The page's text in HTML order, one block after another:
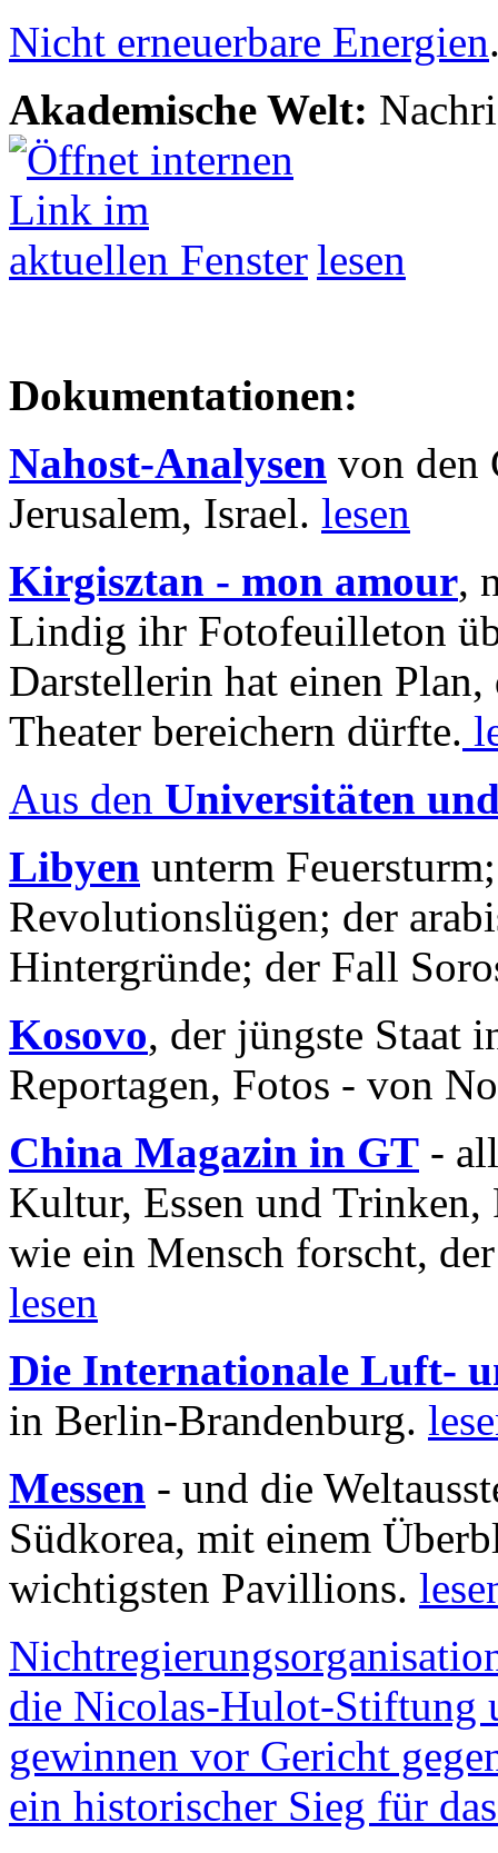
Nicht erneuerbare Energien
Akademische Welt:
lesen
Dokumentationen:
Nahost-Analysen von den
Jerusalem, Israel. lesen
Kirgisztan - mon amour,
Lindig ihr Fotofeuilleton
Darstellerin hat einen Plan,
Theater bereichern dürfte.
Aus den Universitäten
Libyen unterm
Revolutionslügen; der
Hintergründe; der Fall
Kosovo, der jüngste Staat
Reportagen, Fotos - von
China Magazin in GT -
Kultur, Essen und
wie ein Mensch forscht,
lesen
Die Internationale Luft-
in Berlin-Brandenburg.
Messen - und die
Südkorea, mit einem
wichtigsten Pavillions.
die Nicolas-Hulot-Stiftung
gewinnen vor Gericht
ein historischer Sieg für